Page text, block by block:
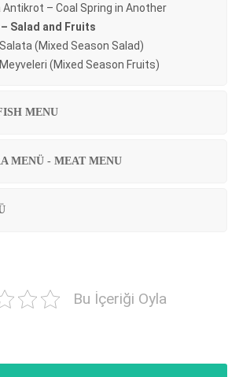
Antikrot – Coal Spring in Another
Salad and Fruits
Salata (Mixed Season Salad)
Meyveleri (Mixed Season Fruits)
MENU
MENÜ - MEAT MENU
Bu İçeriği Oyla